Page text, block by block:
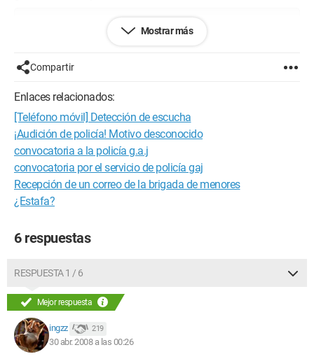
Mostrar más
Compartir
Enlaces relacionados:
[Teléfono móvil] Detección de escucha
¡Audición de policía! Motivo desconocido
convocatoria a la policía g.a.j
convocatoria por el servicio de policía gaj
Recepción de un correo de la brigada de menores
¿Estafa?
6 respuestas
RESPUESTA 1 / 6
Mejor respuesta
ingzz 219
30 abr. 2008 a las 00:26